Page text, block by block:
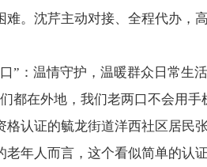
难。沈芹主动对接、全程代办，
”：温情守护，温暖群众日常生活
都在外地，我们老两口不会用
格认证的毓龙街道洋西社区居民
老年人而言，这个看似简单的认